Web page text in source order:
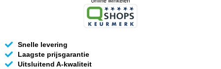
Snelle levering
Laagste prijsgarantie
Uitsluitend A-kwaliteit